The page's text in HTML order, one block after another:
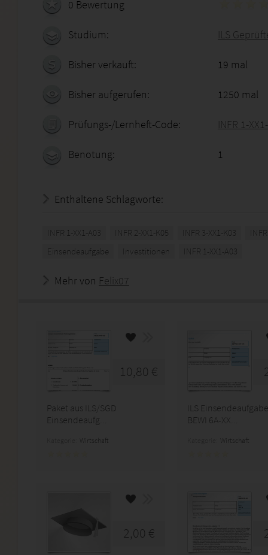
0 Bewertung
Studium: ILS
Bisher verkauft: 19 mal
Bisher aufgerufen: 1250 mal
Prüfungs-/Lernheft-Code: INFR 1-
Benotung: 1
Enthaltene Schlagworte:
INFR 1-XX1-A03 INFR 2-XX1-K05 INFR 3-XX1-K03
Einsendeaufgabe
Investitionen INFR 1-XX1-A03
Mehr von Felix07
10,80 €
Paket aus ILS/SGD
Einsendeaufg...
Wirtschaft
ILS Einsendeaufgabe
BEWI 6A-XX...
Wirtschaft
2,00 €